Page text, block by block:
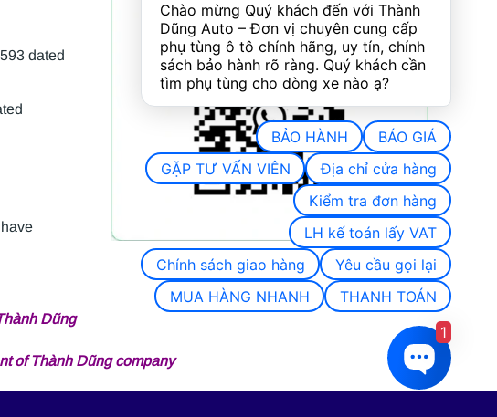
dated
Dũng
of Thành Dũng company
Chào mừng Quý khách đến với Thành
Dũng Auto – Đơn vị chuyên cung cấp
phụ tùng ô tô chính hãng, uy tín, chính
sách bảo hành rõ ràng. Quý khách cần
tìm phụ tùng cho dòng xe nào ạ?
BẢO HÀNH
BÁO GIÁ
GẶP TƯ VẤN VIÊN
Địa chỉ cửa hàng
Kiểm tra đơn hàng
LH kế toán lấy VAT
Chính sách giao hàng
Yêu cầu gọi lại
MUA HÀNG NHANH
THANH TOÁN
1